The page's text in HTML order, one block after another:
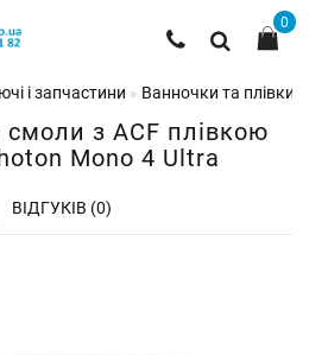
0
і запчастини Ванночки та плівки для
з ACF плівкою
Mono 4 Ultra
ВІДГУКІВ (0)